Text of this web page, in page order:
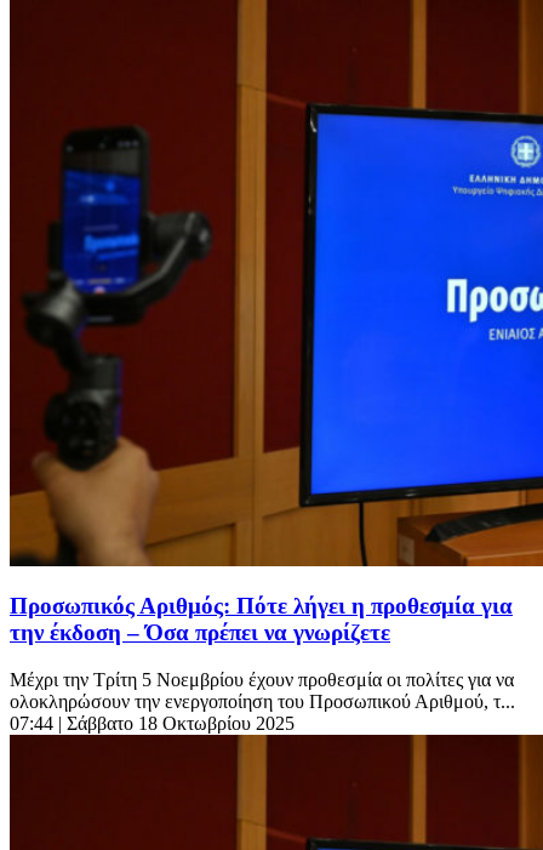
Προσωπικός Αριθμός: Πότε λήγει η προθεσμία για
την έκδοση – Όσα πρέπει να γνωρίζετε
Μέχρι την Τρίτη 5 Νοεμβρίου έχουν προθεσμία οι πολίτες για να
ολοκληρώσουν την ενεργοποίηση του Προσωπικού Αριθμού, τ...
07:44 | Σάββατο 18 Οκτωβρίου 2025